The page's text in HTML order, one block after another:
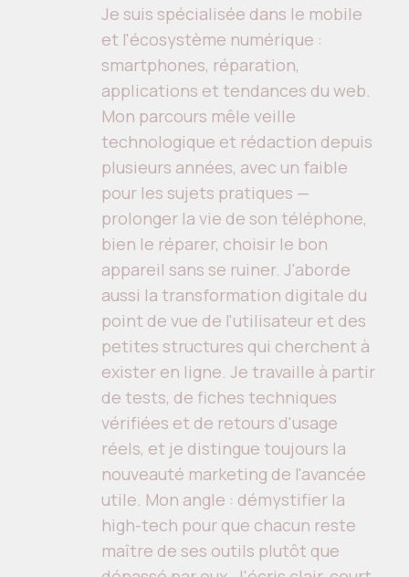
Je suis spécialisée dans le mobile
et l'écosystème numérique :
smartphones, réparation,
applications et tendances du web.
Mon parcours mêle veille
technologique et rédaction depuis
plusieurs années, avec un faible
pour les sujets pratiques —
prolonger la vie de son téléphone,
bien le réparer, choisir le bon
appareil sans se ruiner. J'aborde
aussi la transformation digitale du
point de vue de l'utilisateur et des
petites structures qui cherchent à
exister en ligne. Je travaille à partir
de tests, de fiches techniques
vérifiées et de retours d'usage
réels, et je distingue toujours la
nouveauté marketing de l'avancée
utile. Mon angle : démystifier la
high-tech pour que chacun reste
maître de ses outils plutôt que